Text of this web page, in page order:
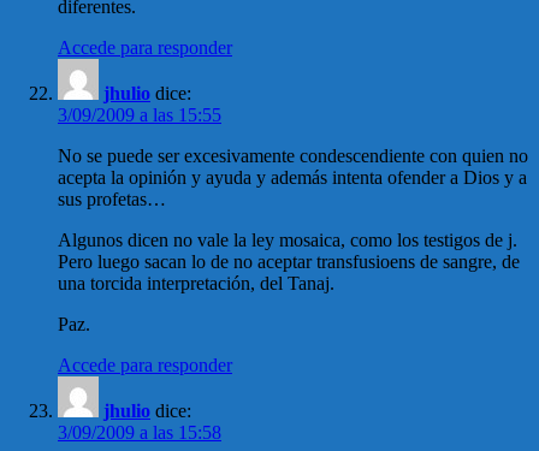
diferentes.
Accede para responder
jhulio dice:
3/09/2009 a las 15:55
No se puede ser excesivamente condescendiente con quien no
acepta la opinión y ayuda y además intenta ofender a Dios y a
sus profetas…
Algunos dicen no vale la ley mosaica, como los testigos de j.
Pero luego sacan lo de no aceptar transfusioens de sangre, de
una torcida interpretación, del Tanaj.
Paz.
Accede para responder
jhulio dice:
3/09/2009 a las 15:58